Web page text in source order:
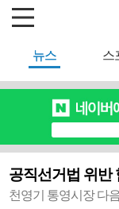
뉴스 스
공직선거법 위반
천영기 통영시장 다